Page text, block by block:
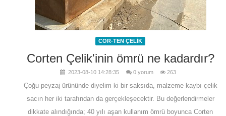
COR-TEN ÇELİK
Corten Çelik'inin ömrü ne kadardır?
2023-08-10 14:28:35 0 yorum 263
Çoğu peyzaj ürününde diyelim ki bir saksıda, malzeme kaybı çelik
sacın her iki tarafından da gerçekleşecektir. Bu değerlendirmeler
dikkate alındığında; 40 yılı aşan kullanım ömrü boyunca Corten